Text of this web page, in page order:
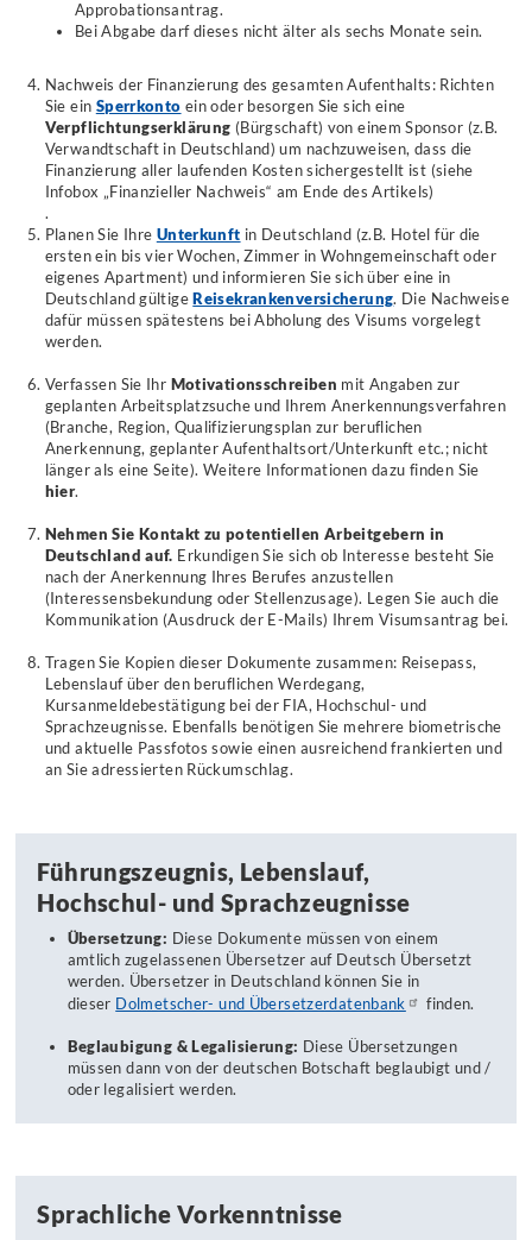
Approbationsantrag.
Bei Abgabe darf dieses nicht älter als sechs Monate sein.
Nachweis der Finanzierung des gesamten Aufenthalts: Richten
Sie ein Sperrkonto ein oder besorgen Sie sich eine
Verpflichtungserklärung (Bürgschaft) von einem Sponsor (z.B.
Verwandtschaft in Deutschland) um nachzuweisen, dass die
Finanzierung aller laufenden Kosten sichergestellt ist (siehe
Infobox „Finanzieller Nachweis“ am Ende des Artikels)
.
Planen Sie Ihre Unterkunft in Deutschland (z.B. Hotel für die
ersten ein bis vier Wochen, Zimmer in Wohngemeinschaft oder
eigenes Apartment) und informieren Sie sich über eine in
Deutschland gültige Reisekrankenversicherung. Die Nachweise
dafür müssen spätestens bei Abholung des Visums vorgelegt
werden.
Verfassen Sie Ihr Motivationsschreiben mit Angaben zur
geplanten Arbeitsplatzsuche und Ihrem Anerkennungsverfahren
(Branche, Region, Qualifizierungsplan zur beruflichen
Anerkennung, geplanter Aufenthaltsort/Unterkunft etc.; nicht
länger als eine Seite). Weitere Informationen dazu finden Sie
hier.
Nehmen Sie Kontakt zu potentiellen Arbeitgebern in
Deutschland auf. Erkundigen Sie sich ob Interesse besteht Sie
nach der Anerkennung Ihres Berufes anzustellen
(Interessensbekundung oder Stellenzusage). Legen Sie auch die
Kommunikation (Ausdruck der E-Mails) Ihrem Visumsantrag bei.
Tragen Sie Kopien dieser Dokumente zusammen: Reisepass,
Lebenslauf über den beruflichen Werdegang,
Kursanmeldebestätigung bei der FIA, Hochschul- und
Sprachzeugnisse. Ebenfalls benötigen Sie mehrere biometrische
und aktuelle Passfotos sowie einen ausreichend frankierten und
an Sie adressierten Rückumschlag.
Führungszeugnis, Lebenslauf,
Hochschul- und Sprachzeugnisse
Übersetzung: Diese Dokumente müssen von einem
amtlich zugelassenen Übersetzer auf Deutsch Übersetzt
werden. Übersetzer in Deutschland können Sie in
dieser Dolmetscher- und Übersetzerdatenbank finden.
Beglaubigung & Legalisierung: Diese Übersetzungen
müssen dann von der deutschen Botschaft beglaubigt und /
oder legalisiert werden.
Sprachliche Vorkenntnisse